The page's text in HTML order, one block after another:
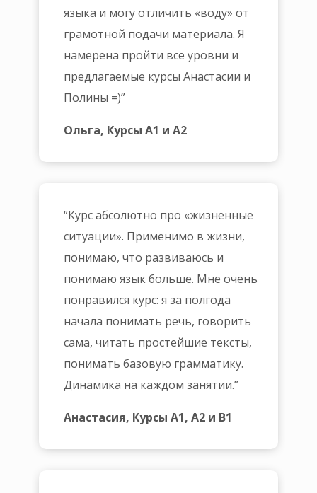
языка и могу отличить «воду» от
грамотной подачи материала. Я
намерена пройти все уровни и
предлагаемые курсы Анастасии и
Полины =)”
Ольга, Курсы А1 и А2
“Курс абсолютно про «жизненные
ситуации». Применимо в жизни,
понимаю, что развиваюсь и
понимаю язык больше. Мне очень
понравился курс: я за полгода
начала понимать речь, говорить
сама, читать простейшие тексты,
понимать базовую грамматику.
Динамика на каждом занятии.”
Анастасия, Курсы А1, А2 и В1